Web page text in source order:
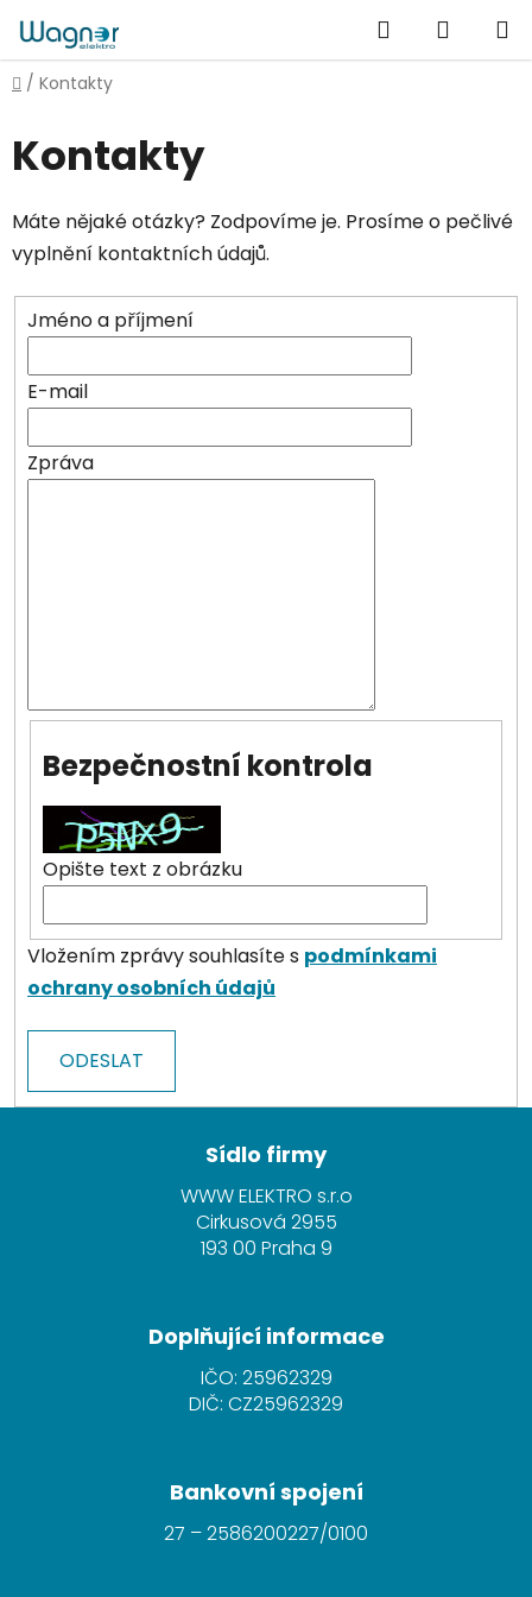
na
obsah
Hledat
KOŠÍK
Domů
/ Kontakty
Kontakty
Máte nějaké otázky? Zodpovíme je. Prosíme o pečlivé
vyplnění kontaktních údajů.
Jméno a příjmení
E-mail
Zpráva
Bezpečnostní kontrola
Opište text z obrázku
Vložením zprávy souhlasíte s podmínkami
ochrany osobních údajů
ODESLAT
Sídlo firmy
WWW ELEKTRO s.r.o
Cirkusová 2955
193 00 Praha 9
Doplňující informace
IČO: 25962329
DIČ: CZ25962329
Bankovní spojení
27 – 2586200227/0100